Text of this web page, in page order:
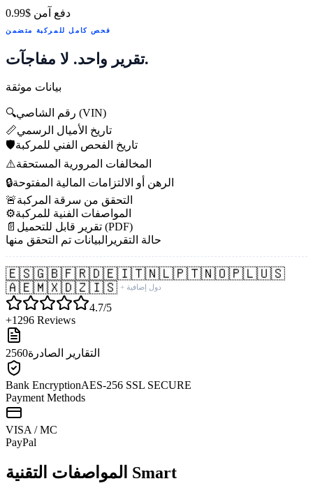
دفع آمن $0.99
فحص كامل للمركبة متضمن
تقرير واحد. لا مفاجآت.
بيانات موثقة
🔍
رقم الشاصي (VIN)
📏تاريخ الأميال الرسمي
🛡️تاريخ الفحص الفني للمركبة
⚠️المخالفات المرورية المستحقة
🔒الرهن أو الالتزامات المالية المفتوحة
🚨التحقق من سرقة المركبة
⚙️المواصفات الفنية للمركبة
📄
تقرير قابل للتحميل (PDF)
حالة التقرير البيانات تم التحقق منها
🇪🇸🇬🇧🇫🇷🇩🇪🇮🇹🇳🇱🇵🇹🇳🇴🇵🇱🇺🇸
🇦🇪🇲🇽🇩🇿🇮🇸 + دول إضافية
4.7/5
+1296 Reviews
2560التقارير الصادرة
Bank EncryptionAES-256 SSL SECURE
Payment Methods
VISA / MC
PayPal
المواصفات التقنية Smart